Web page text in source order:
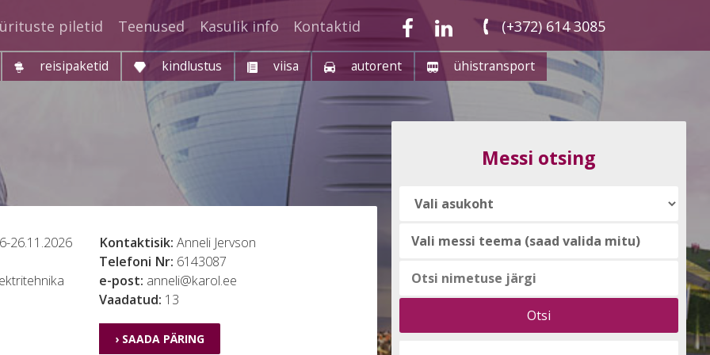
(+372) 614 3085
piletid Teenused Kasulik info Kontaktid
reisipaketid kindlustus viisa autorent ühistransport
26.11.2026 Kontaktisik: Anneli Jervson
Telefoni Nr: 6143087
e-post: anneli@karol.ee
Vaadatud: 13
› SAADA PÄRING
Messi otsing
Vali
teema